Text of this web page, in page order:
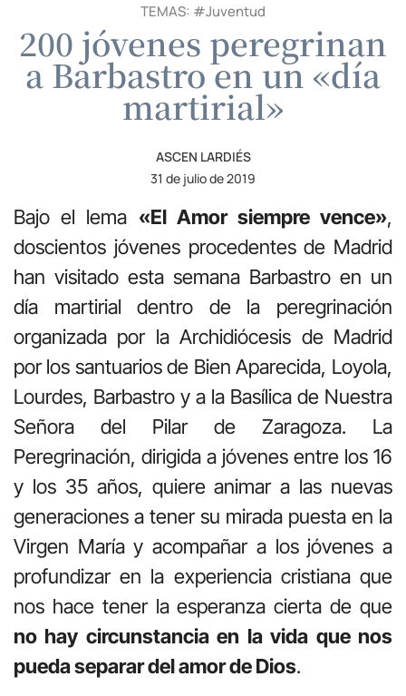
TEMAS: #Juventud
200 jóvenes peregrinan
a Barbastro en un «día
martirial»
ASCEN LARDIÉS
31 de julio de 2019
Bajo el lema «El Amor siempre vence»,
doscientos jóvenes procedentes de Madrid
han visitado esta semana Barbastro en un
día martirial dentro de la peregrinación
organizada por laArchidiócesis de Madrid
por los santuarios de Bien Aparecida, Loyola,
Lourdes, Barbastro y a la Basílica de Nuestra
Señora del Pilar de Zaragoza. La
Peregrinación, dirigida a jóvenes entre los 16
y los 35 años, quiere animar a las nuevas
generaciones a tener su mirada puesta en la
Virgen María y acompañar a los jóvenes a
profundizar en la experiencia cristiana que
nos hace tener la esperanza cierta de que
no hay circunstancia en la vida que nos
pueda separar del amor de Dios.